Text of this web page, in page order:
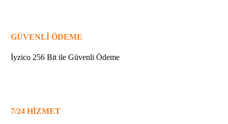
GÜVENLİ ÖDEME
İyzico 256 Bit ile Güvenli Ödeme
7/24 HİZMET